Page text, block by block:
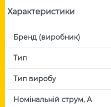
Характеристики
Бренд (виробник)
Тип
Тип виробу
Номінальній струм, А